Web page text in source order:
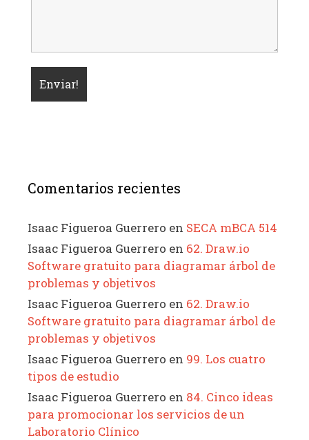
Comentarios recientes
Isaac Figueroa Guerrero en SECA mBCA 514
Isaac Figueroa Guerrero en 62. Draw.io
Software gratuito para diagramar árbol de
problemas y objetivos
Isaac Figueroa Guerrero en 62. Draw.io
Software gratuito para diagramar árbol de
problemas y objetivos
Isaac Figueroa Guerrero en 99. Los cuatro
tipos de estudio
Isaac Figueroa Guerrero en 84. Cinco ideas
para promocionar los servicios de un
Laboratorio Clínico